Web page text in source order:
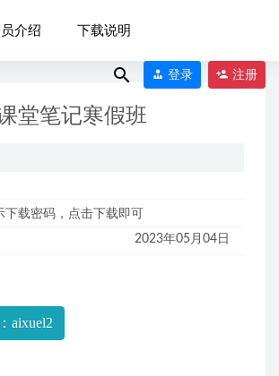
介绍 下载说明
登录 注册
堂笔记寒假班
载密码，点击下载即可
2023年05月04日
aixuel2